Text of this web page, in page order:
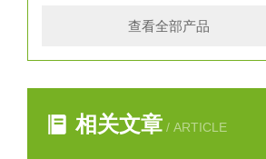
查看全部产品
相关文章 / ARTICLE